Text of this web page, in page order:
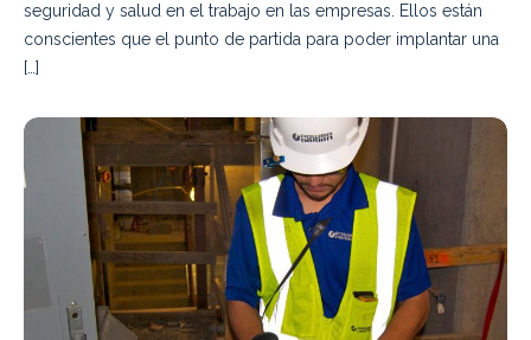
seguridad y salud en el trabajo en las empresas. Ellos están
conscientes que el punto de partida para poder implantar una
[…]